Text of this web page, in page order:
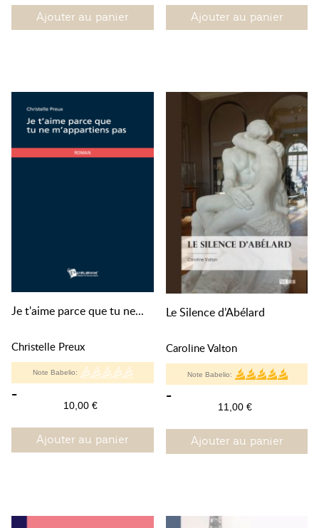
Ajouter au panier Ajouter au panier
Je t'aime parce que tu ne...
Christelle Preux
Note Babelio:
-
10,00 €
Ajouter au panier
Le Silence d’Abélard
Caroline Valton
Note Babelio:
-
11,00 €
Ajouter au panier